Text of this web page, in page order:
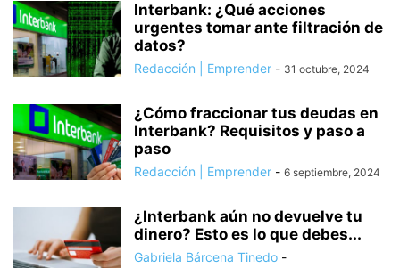
Interbank: ¿Qué acciones
urgentes tomar ante filtración de
datos?
Redacción | Emprender - 31 octubre, 2024
¿Cómo fraccionar tus deudas en
Interbank? Requisitos y paso a
paso
Redacción | Emprender - 6 septiembre, 2024
¿Interbank aún no devuelve tu
dinero? Esto es lo que debes...
Gabriela Bárcena Tinedo -